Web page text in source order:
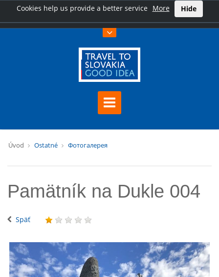
Cookies help us provide a better service More Hide
Úvod Ostatné Фотогалерея
Pamätník na Dukle 004
Späť